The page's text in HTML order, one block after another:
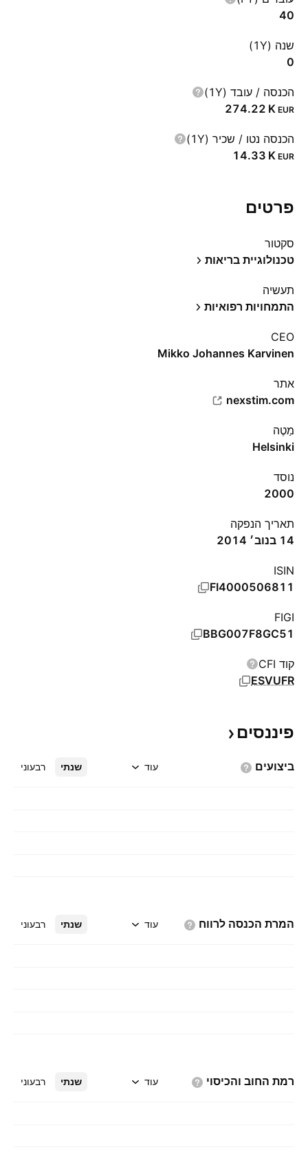
40
שנה (1Y)
0
הכנסה / עובד (1Y)
‪274.22 K‬ EUR
הכנסה נטו / שכיר (1Y)
‪14.33 K‬ EUR
פרטים
סקטור
טכנולוגיית בריאות
תעשיה
התמחויות רפואיות
CEO
Mikko Johannes Karvinen
אתר‏
nexstim.com
מַטֶה
Helsinki
נוסד
2000
תאריך הנפקה
14 בנוב׳ 2014
ISIN
FI4000506811
FIGI
BBG007F8GC51
קוד CFI
ESVUFR
פיננסים
ביצועים שנתי רבעוני עוד
המרת הכנסה לרווח שנתי רבעוני עוד
רמת החוב והכיסוי שנתי רבעוני עוד